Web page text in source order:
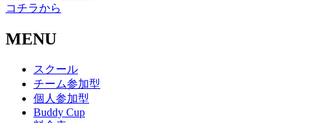
コチラから
MENU
スクール
チーム参加型
個人参加型
Buddy Cup